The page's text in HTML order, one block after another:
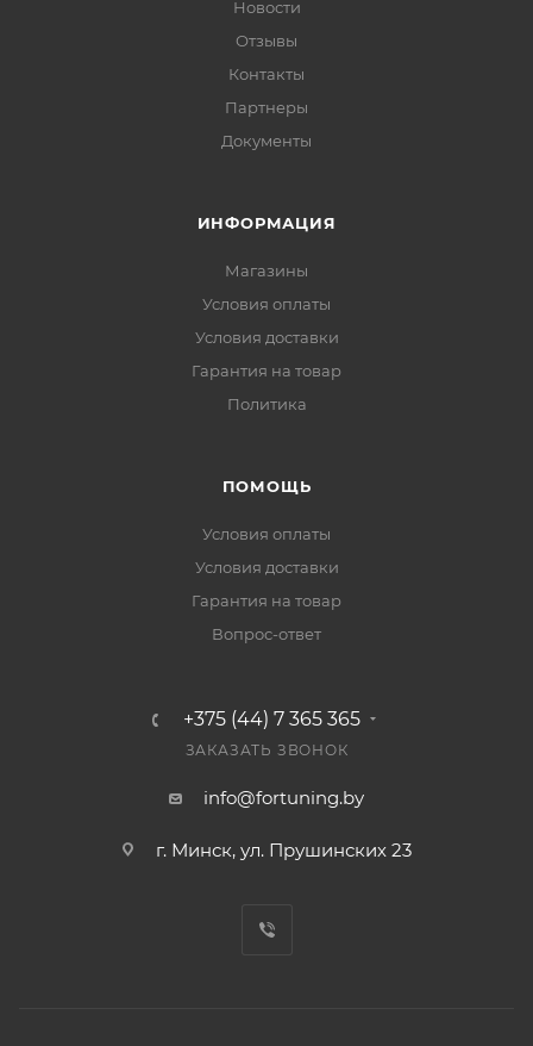
Новости
Отзывы
Контакты
Партнеры
Документы
ИНФОРМАЦИЯ
Магазины
Условия оплаты
Условия доставки
Гарантия на товар
Политика
ПОМОЩЬ
Условия оплаты
Условия доставки
Гарантия на товар
Вопрос-ответ
+375 (44) 7 365 365
ЗАКАЗАТЬ ЗВОНОК
info@fortuning.by
г. Минск, ул. Прушинских 23